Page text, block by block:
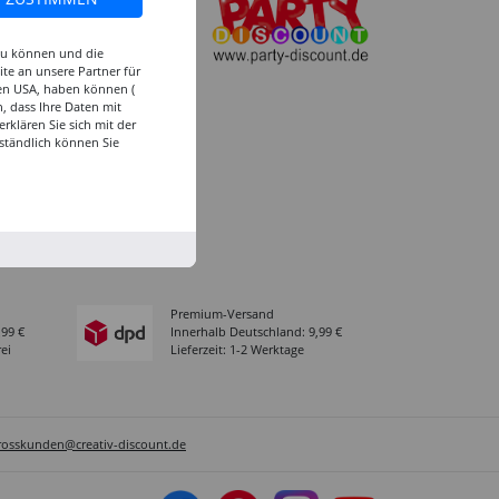
Ruhr
Zentrale
€
Premium-Versand
Innerhalb Deutschland: 9,99 €
Lieferzeit: 1-2 Werktage
discount.de
können und die
an unsere Partner für
USA, haben können (
dass Ihre Daten mit
Sie sich mit der
können Sie